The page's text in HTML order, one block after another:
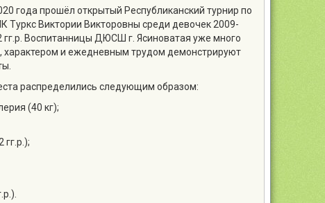
года прошёл открытый Республиканский турнир по
Виктории Викторовны среди девочек 2009-
гг.р. Воспитанницы ДЮСШ г. Ясиноватая уже много
характером и ежедневным трудом демонстрируют
распределились следующим образом:
(40 кг);